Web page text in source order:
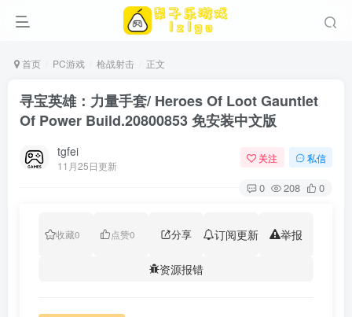
首页 PC游戏 枪战射击 正文
寻宝英雄：力量手套/ Heroes Of Loot Gauntlet
Of Power Build.20800853 免安装中文版
tgfei
11月25日更新
关注 私信
0 208 0
收藏0 点赞0 分享 订阅更新 举报
资源报错